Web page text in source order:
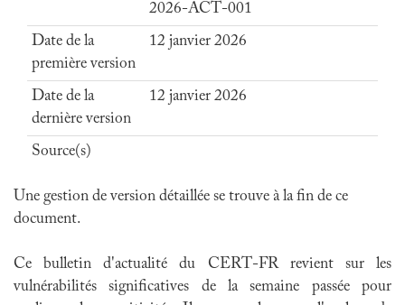
2026-ACT-001
Date de la
première version
12 janvier 2026
Date de la
dernière version
12 janvier 2026
Source(s)
Une gestion de version détaillée se trouve à la fin de ce
document.
Ce bulletin d'actualité du CERT-FR revient sur les
vulnérabilités significatives de la semaine passée pour